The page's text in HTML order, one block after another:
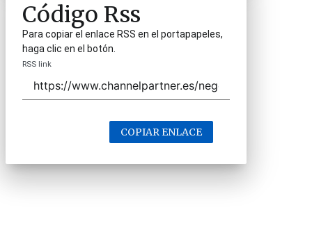
Código Rss
Para copiar el enlace RSS en el portapapeles,
haga clic en el botón.
RSS link
COPIAR ENLACE